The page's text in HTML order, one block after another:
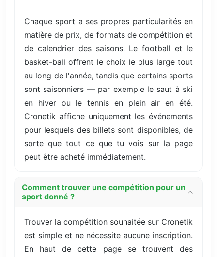
Chaque sport a ses propres particularités en
matière de prix, de formats de compétition et
de calendrier des saisons. Le football et le
basket-ball offrent le choix le plus large tout
au long de l'année, tandis que certains sports
sont saisonniers — par exemple le saut à ski
en hiver ou le tennis en plein air en été.
Cronetik affiche uniquement les événements
pour lesquels des billets sont disponibles, de
sorte que tout ce que tu vois sur la page
peut être acheté immédiatement.
Comment trouver une compétition pour un
sport donné ?
Trouver la compétition souhaitée sur Cronetik
est simple et ne nécessite aucune inscription.
En haut de cette page se trouvent des